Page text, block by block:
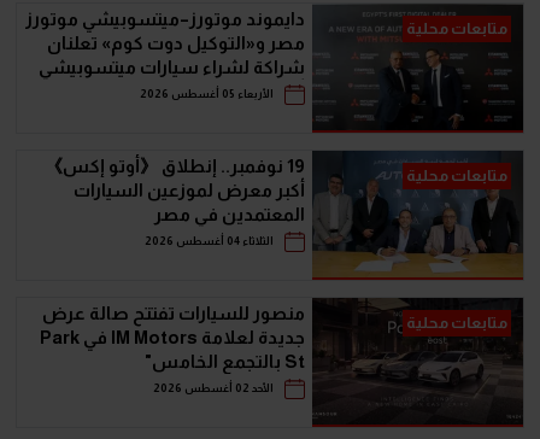
متابعات محلية
دايموند موتورز–ميتسوبيشي موتورز
مصر و«التوكيل دوت كوم» تعلنان
شراكة لشراء سيارات ميتسوبيشي
أونلاين
الأربعاء 05 أغسطس 2026
متابعات محلية
19 نوفمبر.. إنطلاق 《أوتو إكس》
أكبر معرض لموزعين السيارات
المعتمدين في مصر
الثلاثاء 04 أغسطس 2026
متابعات محلية
منصور للسيارات تفتتح صالة عرض
جديدة لعلامة IM Motors في Park
St بالتجمع الخامس"
الأحد 02 أغسطس 2026